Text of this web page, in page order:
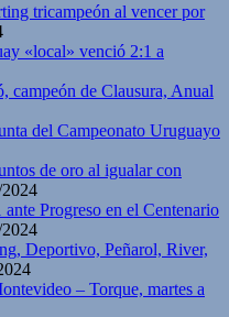
tricampeón al vencer por
«local» venció 2:1 a
campeón de Clausura, Anual
del Campeonato Uruguayo
de oro al igualar con
Progreso en el Centenario
Deportivo, Peñarol, River,
– Torque, martes a